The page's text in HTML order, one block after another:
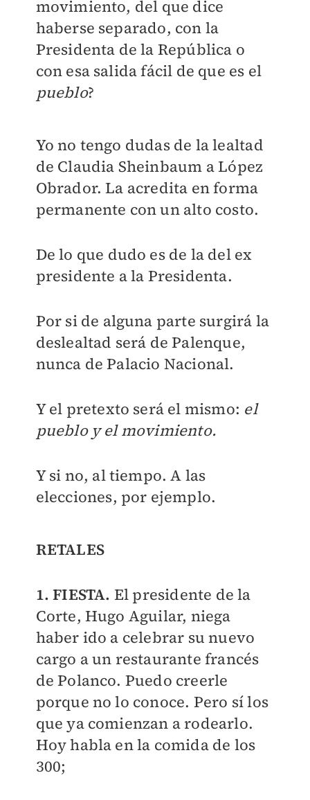
movimiento, del que dice
haberse separado, con la
Presidenta de la República o
con esa salida fácil de que es el
pueblo?
Yo no tengo dudas de la lealtad
de Claudia Sheinbaum a López
Obrador. La acredita en forma
permanente con un alto costo.
De lo que dudo es de la del ex
presidente a la Presidenta.
Por si de alguna parte surgirá la
deslealtad será de Palenque,
nunca de Palacio Nacional.
Y el pretexto será el mismo: el
pueblo y el movimiento.
Y si no, al tiempo. A las
elecciones, por ejemplo.
RETALES
1. FIESTA. El presidente de la
Corte, Hugo Aguilar, niega
haber ido a celebrar su nuevo
cargo a un restaurante francés
de Polanco. Puedo creerle
porque no lo conoce. Pero sí los
que ya comienzan a rodearlo.
Hoy habla en la comida de los
300;